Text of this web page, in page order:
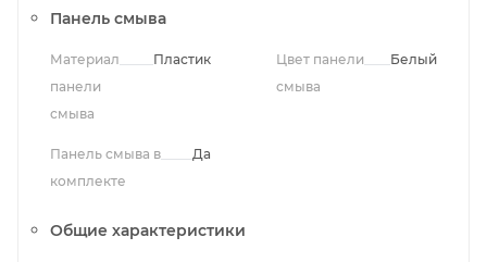
Панель смыва
Материал
панели
смыва
Пластик
Панель смыва в
комплекте
Да
Цвет панели
смыва
Белый
Общие характеристики